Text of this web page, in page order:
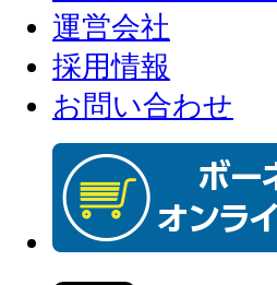
運営会社
採用情報
お問い合わせ